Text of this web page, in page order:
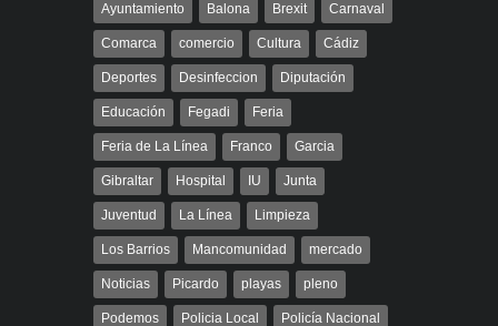
Ayuntamiento Balona Brexit Carnaval
Comarca comercio Cultura Cádiz
Deportes Desinfeccion Diputación
Educación Fegadi Feria
Feria de La Línea Franco Garcia
Gibraltar Hospital IU Junta
Juventud La Línea Limpieza
Los Barrios Mancomunidad mercado
Noticias Picardo playas pleno
Podemos Policia Local Policía Nacional